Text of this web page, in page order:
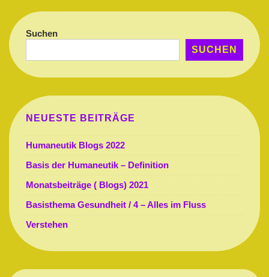
Suchen
SUCHEN
NEUESTE BEITRÄGE
Humaneutik Blogs 2022
Basis der Humaneutik – Definition
Monatsbeiträge ( Blogs) 2021
Basisthema Gesundheit / 4 – Alles im Fluss
Verstehen